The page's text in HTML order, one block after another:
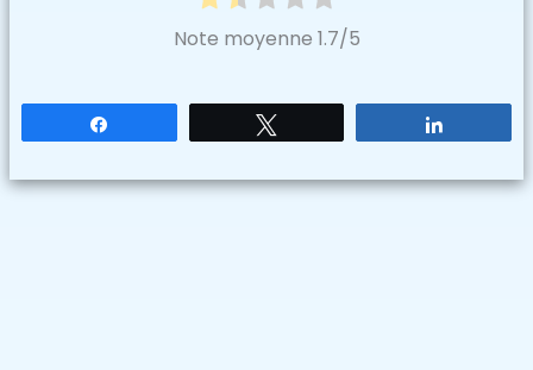
Note moyenne 1.7/5